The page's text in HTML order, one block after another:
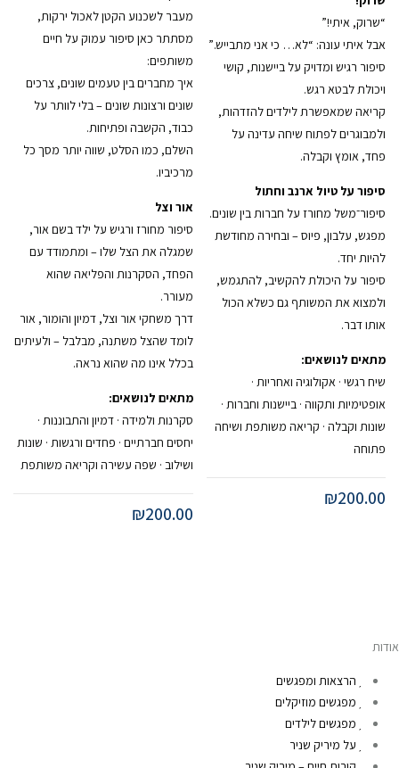
“שרוק, איתי!”
אבל איתי עונה: “לא… כי אני מתבייש.”
סיפור רגיש ומדויק על ביישנות, קושי
ויכולת לבטא רגש.
קריאה שמאפשרת לילדים להזדהות,
ולמבוגרים לפתוח שיחה עדינה על
פחד, אומץ וקבלה.
סיפור על טיול ארנב וחתול
סיפור־משל מחורז על חברות בין שונים.
מפגש, עלבון, פיוס – ובחירה מחודשת
להיות יחד.
סיפור על היכולת להקשיב, להתגמש,
ולמצוא את המשותף גם כשלא הכול
אותו דבר.
מתאים לנושאים:
שיח רגשי · אקולוגיה ואחריות ·
אופטימיות ותקווה · ביישנות וחברות ·
שונות וקבלה · קריאה משותפת ושיחה
פתוחה
₪200.00
מעבר לשכנוע הקטן לאכול ירקות,
מסתתר כאן סיפור עמוק על חיים
משותפים:
איך מחברים בין טעמים שונים, צרכים
שונים ורצונות שונים – בלי לוותר על
כבוד, הקשבה ופתיחות.
השלם, כמו הסלט, שווה יותר מסך כל
מרכיביו.
אור וצל
סיפור מחורז ורגיש על ילד בשם אור,
שמגלה את הצל שלו – ומתמודד עם
הפחד, הסקרנות והפליאה שהוא
מעורר.
דרך משחקי אור וצל, דמיון והומור, אור
לומד שהצל משתנה, מבלבל – ולעיתים
בכלל אינו מה שהוא נראה.
מתאים לנושאים:
סקרנות ולמידה · דמיון והתבוננות ·
יחסים חברתיים · פחדים ורגשות · שונות
ושילוב · שפה עשירה וקריאה משותפת
₪200.00
אודות
הרצאות ומפגשים
מפגשים מוזיקלים
מפגשים לילדים
על מיריק שניר